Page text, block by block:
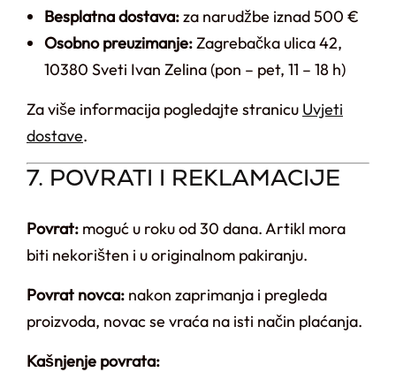
Besplatna dostava:za narudžbe iznad 500 €
Osobno preuzimanje:Zagrebačka ulica 42,
10380 Sveti Ivan Zelina (pon – pet, 11 – 18 h)
Za više informacija pogledajte stranicu Uvjeti
dostave.
7. POVRATI I REKLAMACIJE
Povrat: moguć u roku od 30 dana. Artikl mora
biti nekorišten i u originalnom pakiranju.
Povrat novca: nakon zaprimanja i pregleda
proizvoda, novac se vraća na isti način plaćanja.
Kašnjenje povrata: